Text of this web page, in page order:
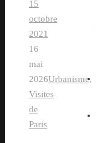
15
octobre
2021
16
mai
2026Urbanisme,
Visites
de
Paris